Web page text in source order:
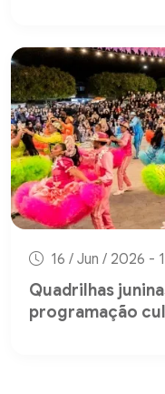
16 / Jun / 2026 -
Quadrilhas
programação